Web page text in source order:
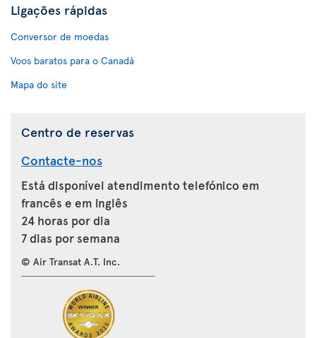
Ligações rápidas
Conversor de moedas
Voos baratos para o Canadá
Mapa do site
Centro de reservas
Contacte-nos
Está disponível atendimento telefónico em
francês e em inglês
24 horas por dia
7 dias por semana
© Air Transat A.T. Inc.